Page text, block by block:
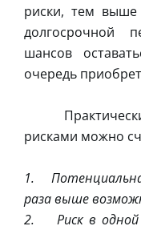
риски, тем выше
долгосрочной
шансов
очередь
рисками можно
1.
раза выше
2. Риск в одной